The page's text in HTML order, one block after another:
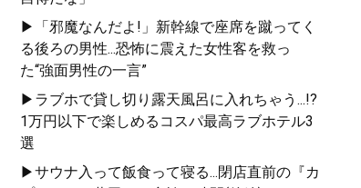
▶「邪魔なんだよ!」新幹線で座席を蹴ってく
る後ろの男性...恐怖に震えた女性客を救っ
た“強面男性の一言”
▶ラブホで貸し切り露天風呂に入れちゃう...!?
1万円以下で楽しめるコスパ最高ラブホテル3
選
▶サウナ入って飯食って寝る...閉店直前の『カ